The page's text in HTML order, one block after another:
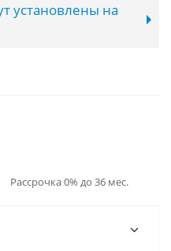
установлены на
Рассрочка 0% до 36 мес.